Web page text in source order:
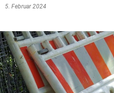
5. Februar 2024